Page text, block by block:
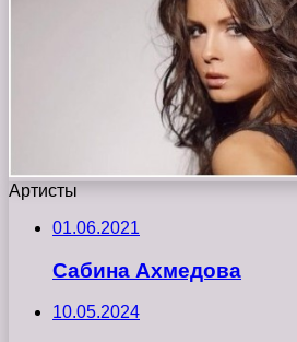
Артисты
01.06.2021
Сабина Ахмедова
10.05.2024